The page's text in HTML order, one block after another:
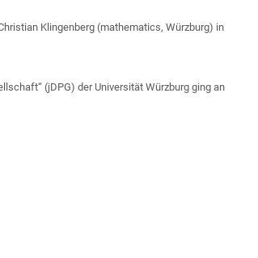
Klingenberg (mathematics, Würzburg) in
(jDPG) der Universität Würzburg ging an